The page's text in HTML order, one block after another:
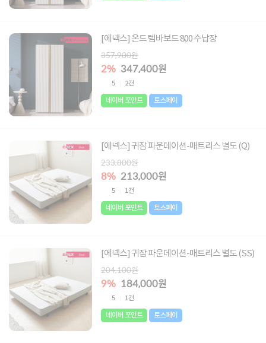
[에넥스] 온드 템바보드 800 수납장
357,900원
2% 347,400원
5 2건
네이버 포인트 토스페이
[에넥스] 귀잠 파운데이션-매트리스 별도 (Q)
233,800원
8% 213,000원
5 1건
네이버 포인트 토스페이
[에넥스] 귀잠 파운데이션-매트리스 별도 (SS)
204,100원
9% 184,000원
5 1건
네이버 포인트 토스페이